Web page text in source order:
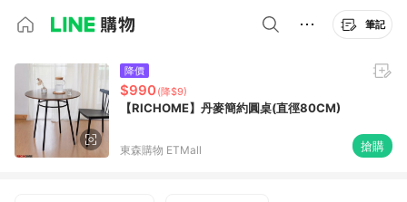
筆記
降價
$990(降$9)
【RICHOME】丹麥簡約圓桌(直徑80CM)
東森購物 ETMall 搶購